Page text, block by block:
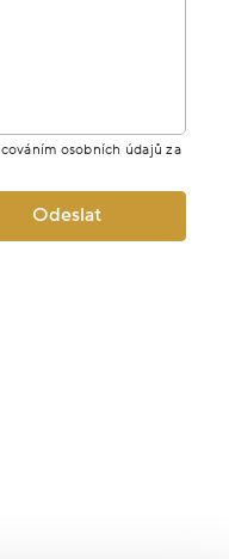
osobních údajů za
Odeslat